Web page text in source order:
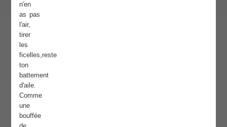
n'en
as pas
l'air,
tirer
les
ficelles,reste
ton
battement
d'aile.
Comme
une
bouffée